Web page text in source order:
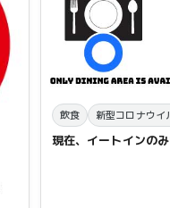
飲食 新型コロナウイ
現在、イートインの